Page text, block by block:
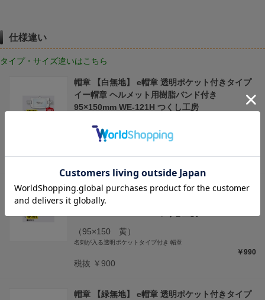
仕様違い
タイプ・サイズ違いはこちら
帽章 【白無地】 e帽章 透明ポケット付きタイプ
イー帽章 ヘルメット用樹脂バンド付き
95×150mm WE-121H つくし工房
（95×150 白）
名刺が入る透明ポケットタイプ付き 帽章
税抜 ￥900
帽章 【黄無地】 e帽章 透明ポケット付きタイプ
イー帽章 ヘルメット用樹脂バンド付き
（95×150 黄）
名刺が入る透明ポケットタイプ付き 帽章
￥990
税抜 ￥900
帽章 【緑無地】 e帽章 透明ポケット付きタイプ